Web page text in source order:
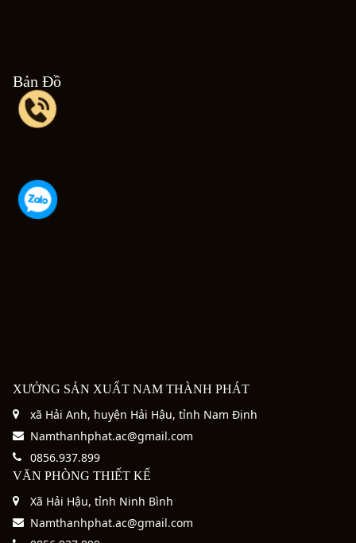
Bản Đồ
XƯỞNG SẢN XUẤT NAM THÀNH PHÁT
xã Hải Anh, huyện Hải Hậu, tỉnh Nam Định
Namthanhphat.ac@gmail.com
0856.937.899
VĂN PHÒNG THIẾT KẾ
Xã Hải Hậu, tỉnh Ninh Bình
Namthanhphat.ac@gmail.com